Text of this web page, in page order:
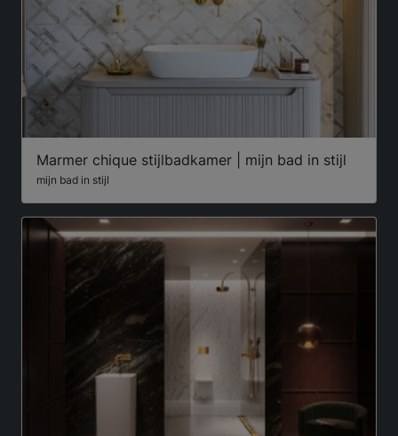
Marmer chique stijlbadkamer | mijn bad in stijl
mijn bad in stijl